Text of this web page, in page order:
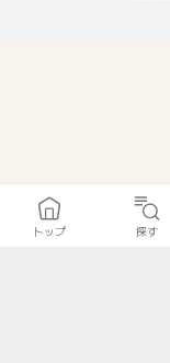
トップ 探す